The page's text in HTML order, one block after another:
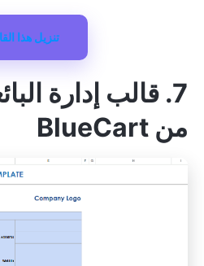
تنزيل هذا
7. قالب إدارة
من BlueCart